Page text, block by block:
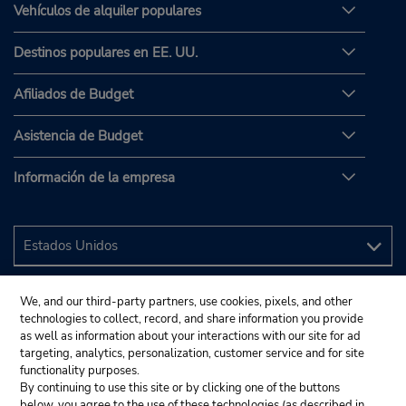
Vehículos de alquiler populares
Destinos populares en EE. UU.
Afiliados de Budget
Asistencia de Budget
Información de la empresa
We, and our third-party partners, use cookies, pixels, and other
technologies to collect, record, and share information you provide
as well as information about your interactions with our site for ad
targeting, analytics, personalization, customer service and for site
functionality purposes.
By continuing to use this site or by clicking one of the buttons